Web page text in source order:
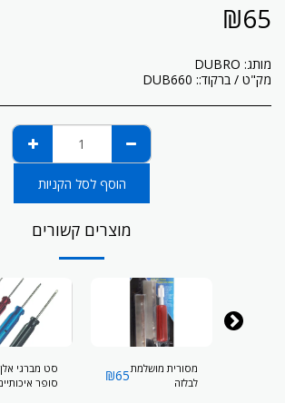
₪65
מותג: DUBRO
מק"ט / ברקוד:: DUB660
הוסף לסל הקניות
מוצרים קשורים
מסורית מושלמת
לבלזה
₪65
סט מברגי אלן
סופר